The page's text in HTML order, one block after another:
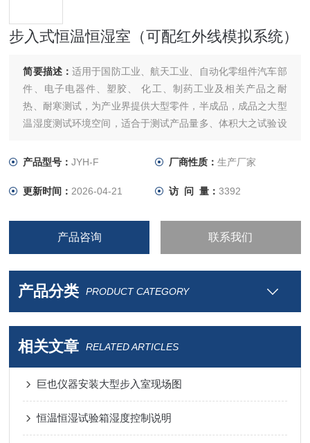
步入式恒温恒湿室（可配红外线模拟系统）
简要描述：适用于国防工业、航天工业、自动化零组件汽车部
件、电子电器件、塑胶、 化工、制药工业及相关产品之耐
热、耐寒测试，为产业界提供大型零件，半成品，成品之大型
温湿度测试环境空间，适合于测试产品量多、体积大之试验设
产品型号：JYH-F 厂商性质： 生产厂家
更新时间： 2026-04-21 访 问 量： 3392
产品咨询 联系我们
产品分类 PRODUCT CATEGORY
相关文章 RELATED ARTICLES
巨也仪器安装大型步入室现场图
恒温恒湿试验箱湿度控制说明